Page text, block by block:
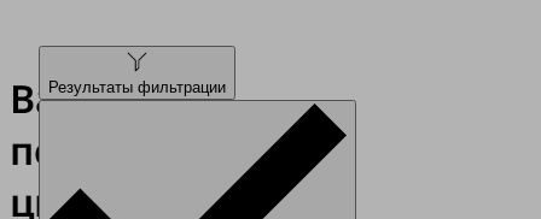
Вакуумные
подъемные
цилиндры
Результаты фильтрации